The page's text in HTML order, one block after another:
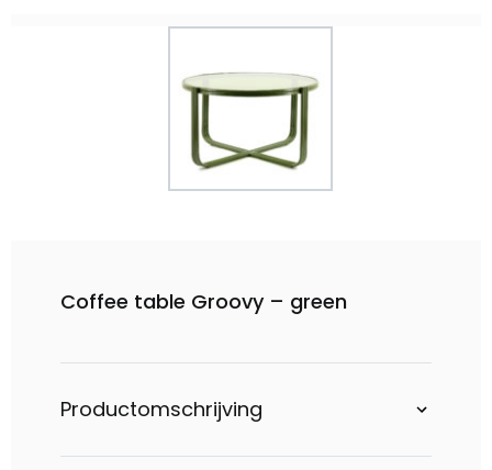
Coffee table Groovy – green
Productomschrijving